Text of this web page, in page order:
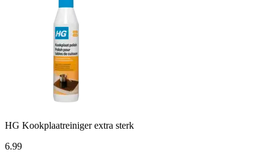
HG Kookplaatreiniger extra sterk
6.99